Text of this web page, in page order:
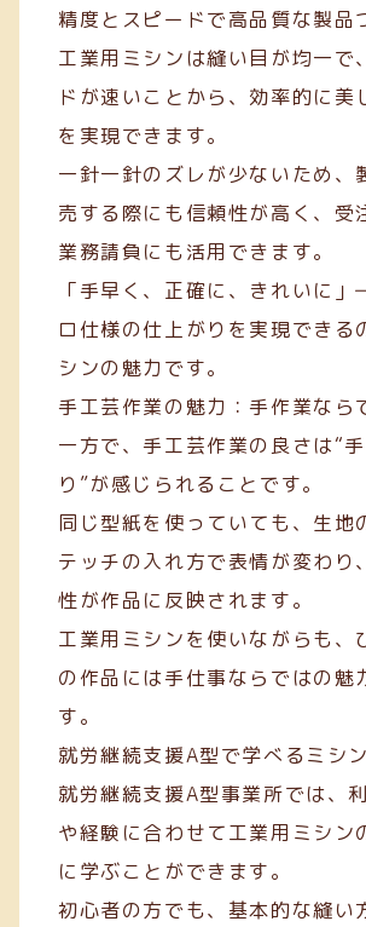
精度とスピードで高品質な製品
工業用ミシンは縫い目が均一で
ドが速いことから、効率的に美
を実現できます。
一針一針のズレが少ないため、
売する際にも信頼性が高く、受
業務請負にも活用できます。
「手早く、正確に、きれいに
ロ仕様の仕上がりを実現できる
シンの魅力です。
手工芸作業の魅力：手作業なら
一方で、手工芸作業の良さは“
り”が感じられることです。
同じ型紙を使っていても、生地
テッチの入れ方で表情が変わり
性が作品に反映されます。
工業用ミシンを使いながらも、
の作品には手仕事ならではの魅
す。
就労継続支援A型で学べるミシ
就労継続支援A型事業所では、
や経験に合わせて工業用ミシン
に学ぶことができます。
初心者の方でも、基本的な縫い